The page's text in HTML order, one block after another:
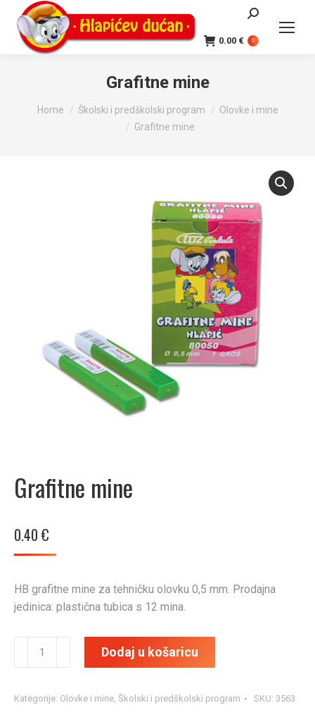
Search:
0.00 € 0
Grafitne mine
You are here:
Home Školski i predškolski program
Olovke i mine
Grafitne mine
Grafitne mine
0.40 €
HB grafitne mine za tehničku olovku 0,5 mm. Prodajna
jedinica: plastična tubica s 12 mina.
Grafitne
Dodaj u košaricu
Kategorije: Olovke i mine, Školski i predškolski program SKU: 3563